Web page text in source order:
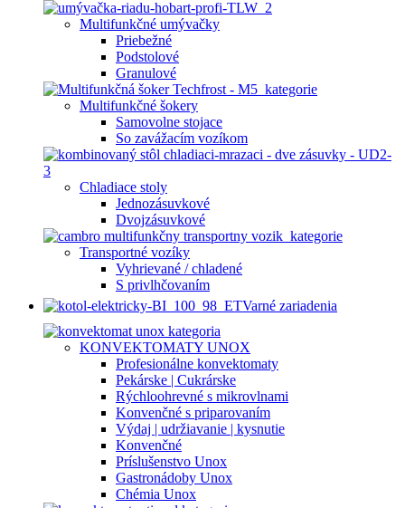
Multifunkčné umývačky
Priebežné
Podstolové
Granulové
Multifunkčné šokery
Samovolne stojace
So zavážacím vozíkom
Chladiace stoly
Jednozásuvkové
Dvojzásuvkové
Transportné vozíky
Vyhrievané / chladené
S privlhčovaním
Varné zariadenia
KONVEKTOMATY UNOX
Profesionálne konvektomaty
Pekárske | Cukrárske
Rýchloohrevné s mikrovlnami
Konvenčné s priparovaním
Výdaj | udržiavanie | kysnutie
Konvenčné
Príslušenstvo Unox
Gastronádoby Unox
Chémia Unox